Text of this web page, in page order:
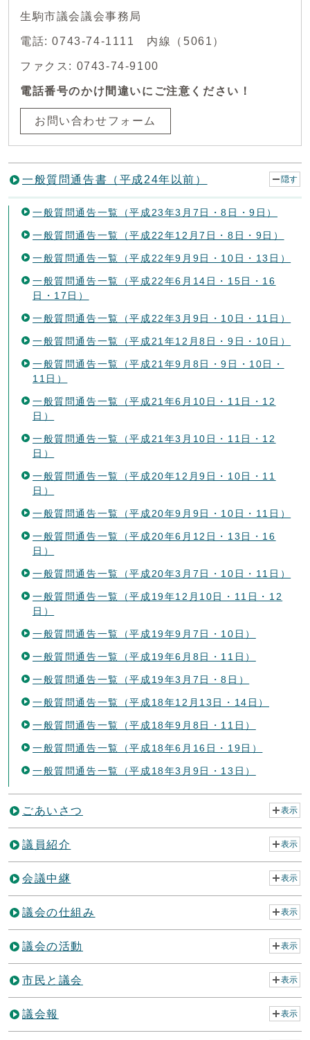
生駒市議会議会事務局
電話: 0743-74-1111 内線（5061）
ファクス: 0743-74-9100
電話番号のかけ間違いにご注意ください！
お問い合わせフォーム
一般質問通告書（平成24年以前） 隠す
一般質問通告一覧（平成23年3月7日・8日・9日）
一般質問通告一覧（平成22年12月7日・8日・9日）
一般質問通告一覧（平成22年9月9日・10日・13日）
一般質問通告一覧（平成22年6月14日・15日・16
日・17日）
一般質問通告一覧（平成22年3月9日・10日・11日）
一般質問通告一覧（平成21年12月8日・9日・10日）
一般質問通告一覧（平成21年9月8日・9日・10日・
11日）
一般質問通告一覧（平成21年6月10日・11日・12
日）
一般質問通告一覧（平成21年3月10日・11日・12
日）
一般質問通告一覧（平成20年12月9日・10日・11
日）
一般質問通告一覧（平成20年9月9日・10日・11日）
一般質問通告一覧（平成20年6月12日・13日・16
日）
一般質問通告一覧（平成20年3月7日・10日・11日）
一般質問通告一覧（平成19年12月10日・11日・12
日）
一般質問通告一覧（平成19年9月7日・10日）
一般質問通告一覧（平成19年6月8日・11日）
一般質問通告一覧（平成19年3月7日・8日）
一般質問通告一覧（平成18年12月13日・14日）
一般質問通告一覧（平成18年9月8日・11日）
一般質問通告一覧（平成18年6月16日・19日）
一般質問通告一覧（平成18年3月9日・13日）
ごあいさつ 表示
議員紹介 表示
会議中継 表示
議会の仕組み 表示
議会の活動 表示
市民と議会 表示
議会報 表示